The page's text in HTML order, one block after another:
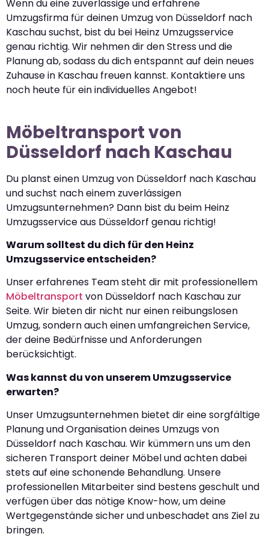
Wenn du eine zuverlässige und erfahrene
Umzugsfirma für deinen Umzug von Düsseldorf nach
Kaschau suchst, bist du bei Heinz Umzugsservice
genau richtig. Wir nehmen dir den Stress und die
Planung ab, sodass du dich entspannt auf dein neues
Zuhause in Kaschau freuen kannst. Kontaktiere uns
noch heute für ein individuelles Angebot!
Möbeltransport von
Düsseldorf nach Kaschau
Du planst einen Umzug von Düsseldorf nach Kaschau
und suchst nach einem zuverlässigen
Umzugsunternehmen? Dann bist du beim Heinz
Umzugsservice aus Düsseldorf genau richtig!
Warum solltest du dich für den Heinz
Umzugsservice entscheiden?
Unser erfahrenes Team steht dir mit professionellem
Möbeltransport von Düsseldorf nach Kaschau zur
Seite. Wir bieten dir nicht nur einen reibungslosen
Umzug, sondern auch einen umfangreichen Service,
der deine Bedürfnisse und Anforderungen
berücksichtigt.
Was kannst du von unserem Umzugsservice
erwarten?
Unser Umzugsunternehmen bietet dir eine sorgfältige
Planung und Organisation deines Umzugs von
Düsseldorf nach Kaschau. Wir kümmern uns um den
sicheren Transport deiner Möbel und achten dabei
stets auf eine schonende Behandlung. Unsere
professionellen Mitarbeiter sind bestens geschult und
verfügen über das nötige Know-how, um deine
Wertgegenstände sicher und unbeschadet ans Ziel zu
bringen.